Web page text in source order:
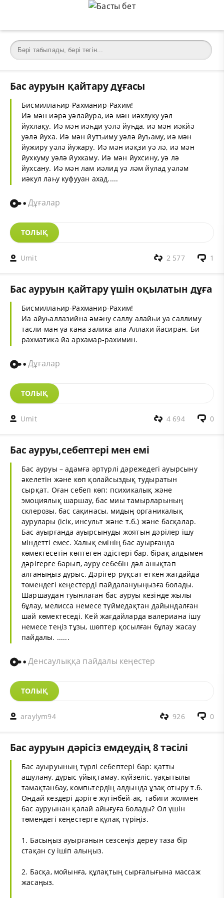
Бас ауруын қайтару дұғасы
Бисмиллаһир-Рахманир-Рахим!
Иә мән иәрә уәлайура, иә мән иәхлуку уәл
йухлақу. Иә мән иәһди уәлә йуһда, иә мән иәкйә
уәлә йуха. Иә мән йутъиму уәлә йуъаму, иә мән
йужиру уәлә йужару. Иә мән иәқзи уә лә, иә мән
йухкуму уәлә йухкаму. Иә мән йухсину, уә лә
йухсану. Иә мән лам иәлид уә ләм йулад уәләм
иәкул лаһу куфууан ахад.....
Дұғалар
ТОЛЫҚ
Umit 1
2 577
Бас ауруын қайтару үшін оқылатын дұға
Бисмиллаһир-Рахманир-Рахим!
Иа айуһаллазийна әмәну саллу алайһи уа саллиму
тасли-ман уа кана залика ала Аллахи йасиран. Би
рахматика йа архамар-рахимин.
Дұғалар
ТОЛЫҚ
Umit 0
4 694
Бас ауруы,себептері мен емі
Бас ауруы – адамға әртүрлі дәрежедегі ауырсыну
әкелетін және көп қолайсыздық тудыратын
сырқат. Оған себеп көп: психикалық және
эмоциялық шаршау, бас миы тамырларының
склерозы, бас сақинасы, мидың органикалық
аурулары (ісік, инсульт және т.б.) және басқалар.
Бас ауырғанда ауырсынуды жоятын дәрілер ішу
міндетті емес. Халық емінің бас ауырғанда
көмектесетін көптеген әдістері бар, бірақ алдымен
дәрігерге барып, ауру себебін дәл анықтап
алғаныңыз дұрыс. Дәрігер рұқсат еткен жағдайда
төмендегі кеңестерді пайдалануыңызға болады.
Шаршаудан туынлаған бас ауруы кезінде жылы
бұлау, мелисса немесе түймедақтан дайындалған
шай көмектеседі. Кей жағдайларда валериана ішу
немесе теңіз тұзы, шөптер қосылған бұлау жасау
пайдалы. ......
Денсаулыққа пайдалы кеңестер
ТОЛЫҚ
araylym94 0
926
Бас ауруын дәрісіз емдеудің 8 тәсілі
Бас ауыруының түрлі себептері бар: қатты
ашулану, дұрыс ұйықтамау, күйзеліс, уақытылы
тамақтанбау, компьтердің алдында ұзақ отыру т.б.
Ондай кездері дәріге жүгінбей-ақ, табиғи жолмен
бас ауруынан қалай айығуға болады? Ол үшін
төмендегі кеңестерге құлақ түріңіз.
1. Басыңыз ауырғанын сезсеңіз дереу таза бір
стақан су ішіп алыңыз.
2. Басқа, мойынға, құлақтың сырғалығына массаж
жасаңыз.